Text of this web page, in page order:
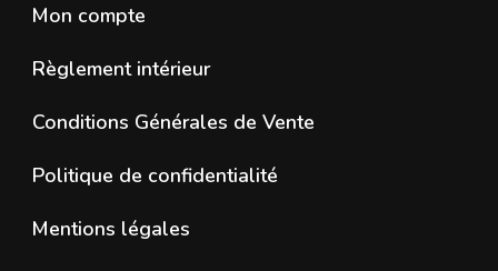
Mon compte
Règlement intérieur
Conditions Générales de Vente
Politique de confidentialité
Mentions légales